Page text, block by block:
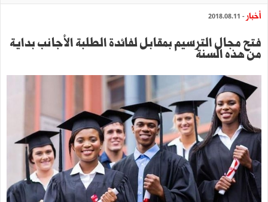
أخبار - 2018.08.11
فتح مجال الترسيم بمقابل لفائدة الطلبة الأجانب بداية
من هذه السنة